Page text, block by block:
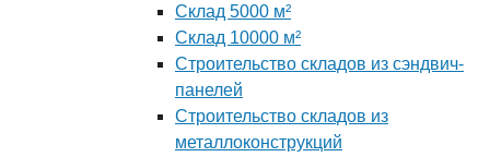
Склад 5000 м²
Склад 10000 м²
Строительство складов из сэндвич-
панелей
Строительство складов из
металлоконструкций